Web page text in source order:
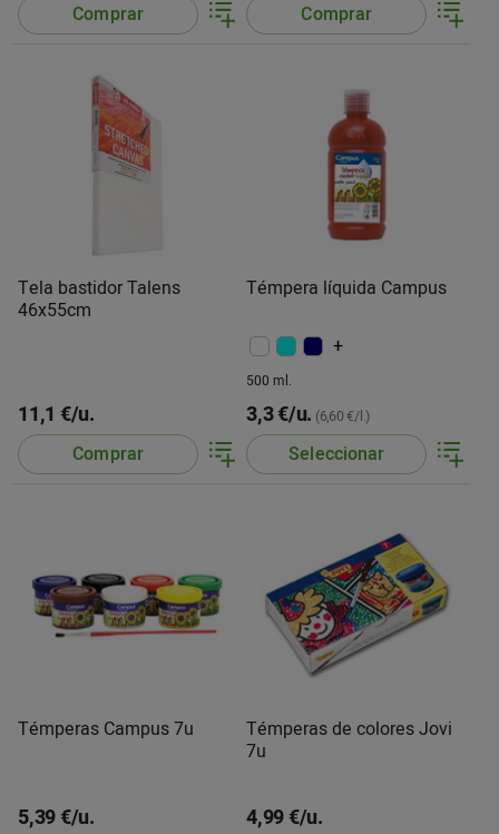
Comprar Comprar
Tela bastidor Talens
46x55cm
11,1 €/u.
Comprar
Témpera líquida Campus
+
500 ml.
3,3 €/u. (6,60 €/l.)
Seleccionar
Témperas Campus 7u
5,39 €/u.
Témperas de colores Jovi
7u
4,99 €/u.